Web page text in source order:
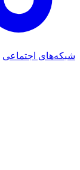
شبکه‌های اجتماعی